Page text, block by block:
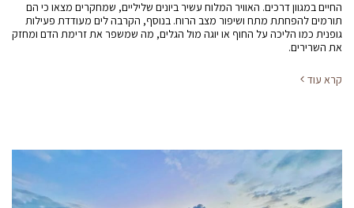
החיים במגוון דרכים. האוויר המלוח עשיר ביונים שליליים, שמחקרים מצאו כי הם
תורמים להפחתת מתח ושיפור מצב הרוח. בנוסף, הקרבה לים מעודדת פעילות
גופנית כמו הליכה על החוף או יוגה מול הגלים, מה שמשפר את זרימת הדם ומחזק
את השרירים.
קרא עוד